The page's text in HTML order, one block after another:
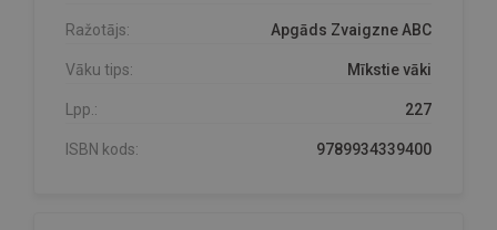
Ražotājs: Apgāds Zvaigzne ABC
Vāku tips: Mīkstie vāki
Lpp.: 227
ISBN kods: 9789934339400